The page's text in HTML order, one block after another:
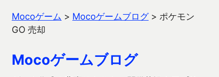
Mocoゲーム > Mocoゲームブログ> ポケモン
GO 売却
Mocoゲームブログ